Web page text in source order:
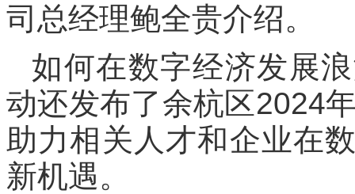
司总经理鲍全贵介绍。
如何在数字经济发展
动还发布了余杭区2024
助力相关人才和企业在
新机遇。